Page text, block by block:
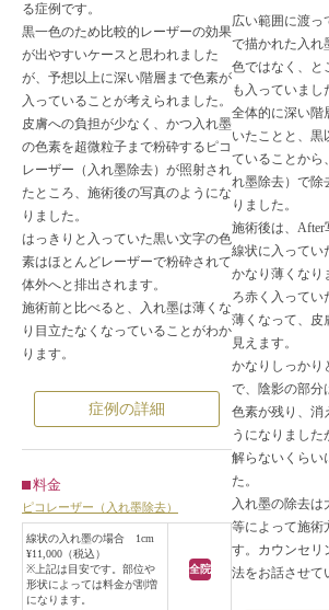
る症例です。
黒一色のため比較的レーザーの効果
が出やすいケースと思われました
が、予想以上に深い階層まで色素が
入っていることが考えられました。
皮膚への負担が少なく、かつ入れ墨
の色素を超微粒子まで粉砕するピコ
レーザー（入れ墨除去）が照射され
たところ、施術後の写真のようにな
りました。
はっきりと入っていた黒い文字の色
素はほとんどレーザーで粉砕されて
体外へと排出されます。
施術前と比べると、入れ墨は薄くな
り目立たなくなっていることがわか
ります。
症例の詳細
料金
ピコレーザー（入れ墨除去）
線状の入れ墨の場合 1cm
¥11,000（税込）
※上記は目安です。部位や
形状によっては料金が割増
になります。
全院
広い範囲に渡っ
で描かれた入れ
色ではなく、と
も入っていまし
全体的に深い階
いたことと、黒
ていることから
れ墨除去）で除
りました。
施術後は、
線状に入ってい
かなり薄くなり
ろ赤く入ってい
薄くなって、皮
見えます。
かなりしっかり
で、陰影の部分
色素が残り、消
うになりました
解らないくらい
た。
入れ墨の除去
等によって施術
す。カウンセリ
法をお話させて